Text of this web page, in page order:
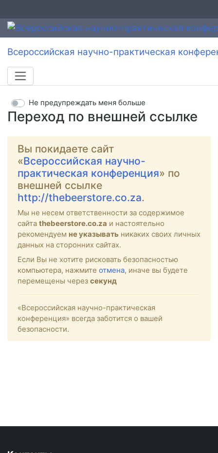
Всероссийская научно-практическая
Переход по внешней ссылке
Не предупреждать меня больше
Вы покидаете сайт
«Всероссийская научно-
практическая конференция» по
внешней ссылке
http://thebeerstore.co.za.
Мы не несем ответственности за содержимое
сайта thebeerstore.co.za и настоятельно
рекомендуем не указывать никаких своих личных
данных на сторонних сайтах.
Если Вы не хотите рисковать безопасностью
компьютера, нажмите отмена, иначе вы будете
перемещены через секунд
«Всероссийская научно-практическая
конференция» всегда заботится о вашей
безопасности.